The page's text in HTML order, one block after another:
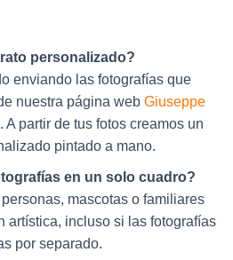
personalizado?
enviando las fotografías que
nuestra página web Giuseppe
A partir de tus fotos creamos un
pintado a mano.
en un solo cuadro?
mascotas o familiares
artística, incluso si las fotografías
por separado.